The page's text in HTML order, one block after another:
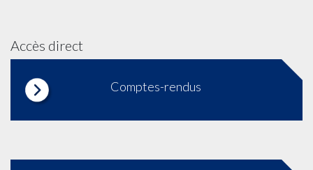
Accès direct
Comptes-rendus